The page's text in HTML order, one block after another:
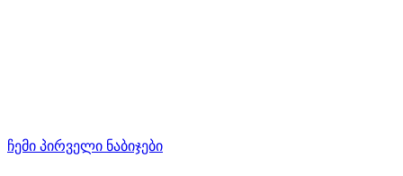
ჩემი პირველი ნაბიჯები